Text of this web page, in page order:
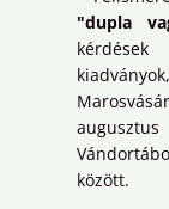
"dupla
között.